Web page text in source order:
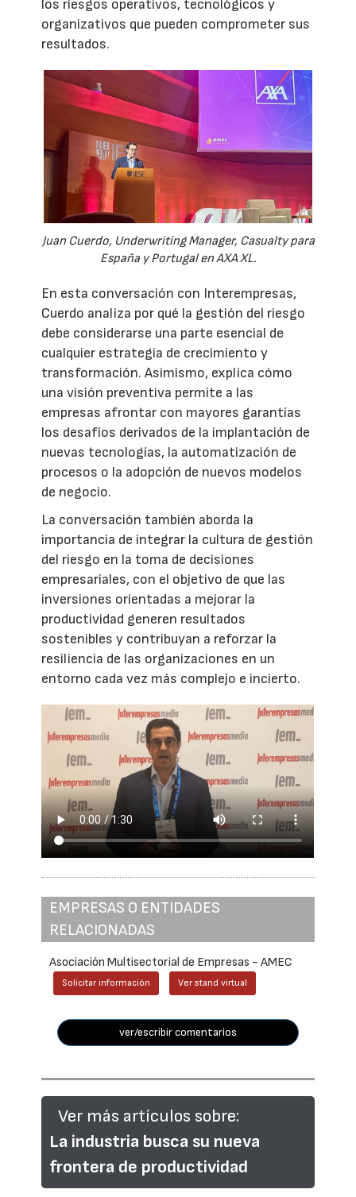
los riesgos operativos, tecnológicos y
organizativos que pueden comprometer sus
resultados.
Juan Cuerdo, Underwriting Manager, Casualty para
España y Portugal en AXA XL.
En esta conversación con Interempresas,
Cuerdo analiza por qué la gestión del riesgo
debe considerarse una parte esencial de
cualquier estrategia de crecimiento y
transformación. Asimismo, explica cómo
una visión preventiva permite a las
empresas afrontar con mayores garantías
los desafíos derivados de la implantación de
nuevas tecnologías, la automatización de
procesos o la adopción de nuevos modelos
de negocio.
La conversación también aborda la
importancia de integrar la cultura de gestión
del riesgo en la toma de decisiones
empresariales, con el objetivo de que las
inversiones orientadas a mejorar la
productividad generen resultados
sostenibles y contribuyan a reforzar la
resiliencia de las organizaciones en un
entorno cada vez más complejo e incierto.
EMPRESAS O ENTIDADES
RELACIONADAS
Asociación Multisectorial de Empresas - AMEC
Solicitar información Ver stand virtual
ver/escribir comentarios
Ver más artículos sobre:
La industria busca su nueva
frontera de productividad